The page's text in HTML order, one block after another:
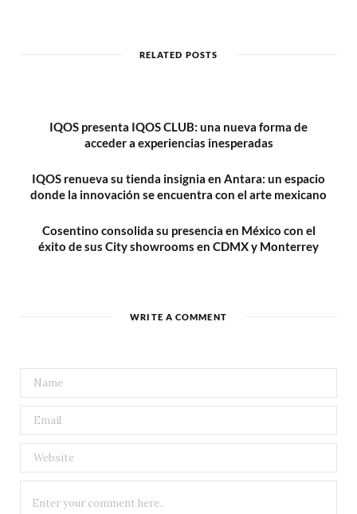
e
RELATED POSTS
IQOS presenta IQOS CLUB: una nueva forma de
acceder a experiencias inesperadas
IQOS renueva su tienda insignia en Antara: un espacio
donde la innovación se encuentra con el arte mexicano
Cosentino consolida su presencia en México con el
éxito de sus City showrooms en CDMX y Monterrey
WRITE A COMMENT